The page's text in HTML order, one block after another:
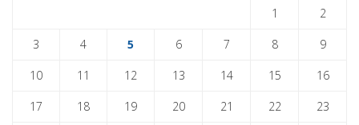
1 2
3 4 5 6 7 8 9
10 11 12 13 14 15 16
17 18 19 20 21 22 23